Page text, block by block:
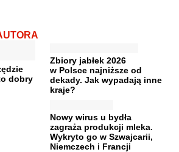
dobry
Zbiory jabłek 2026
w Polsce najniższe od
dekady. Jak wypadają inne
kraje?
Nowy wirus u bydła
zagraża produkcji mleka.
Wykryto go w Szwajcarii,
Niemczech i Francji